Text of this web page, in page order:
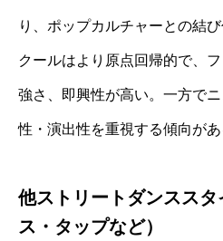
り、ポップカルチャーとの結
クールはより原点回帰的で、
強さ、即興性が高い。一方で
性・演出性を重視する傾向があ
他ストリートダンスス
ス・タップなど）